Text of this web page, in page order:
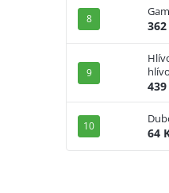
362
439
64